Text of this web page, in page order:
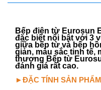
Bếp điện từ Eurosun
đặc biệt nổi bật với 3
giữa bếp từ và bếp
giản, màu sắc tinh tế,
thượng Bếp từ
đánh giá rất cao.
►ĐẶC TÍNH SẢN PHẨM